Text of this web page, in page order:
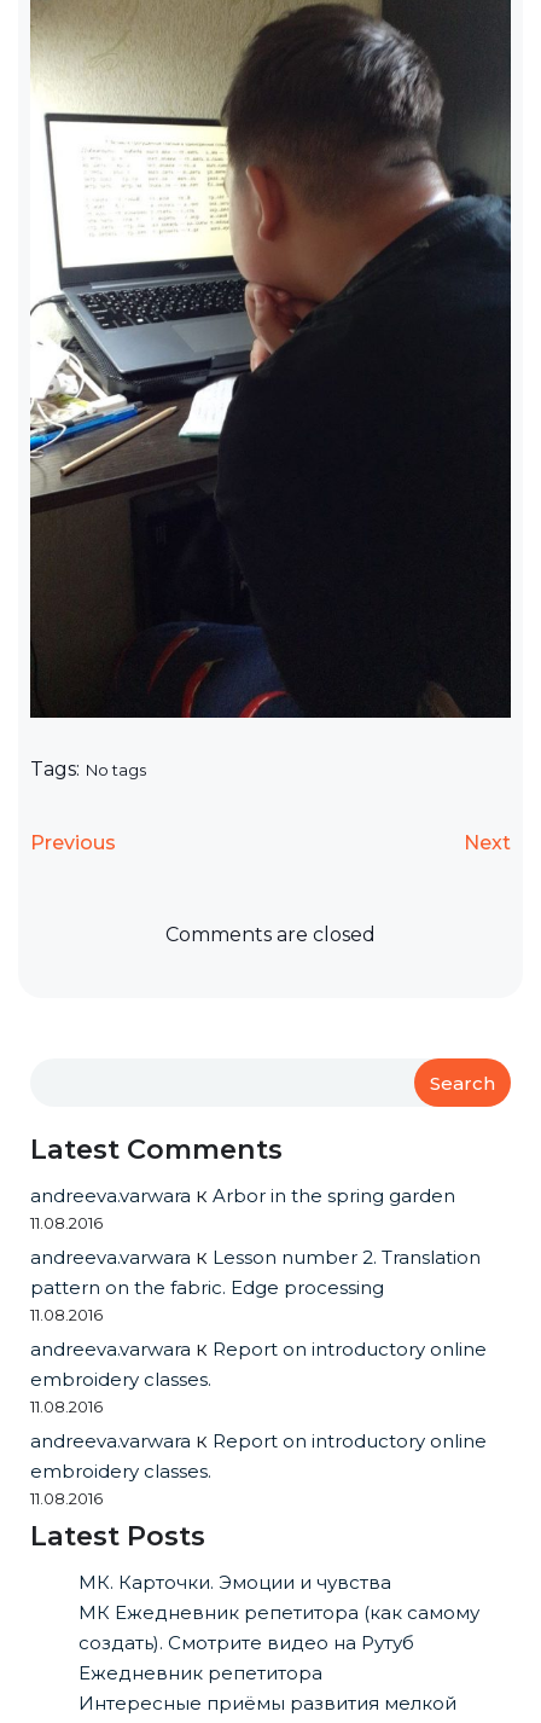
Tags: No tags
Previous Next
Comments are closed
Search
Latest Comments
andreeva.varwara к Arbor in the spring garden
11.08.2016
andreeva.varwara к Lesson number 2. Translation
pattern on the fabric. Edge processing
11.08.2016
andreeva.varwara к Report on introductory online
embroidery classes.
11.08.2016
andreeva.varwara к Report on introductory online
embroidery classes.
11.08.2016
Latest Posts
МК. Карточки. Эмоции и чувства
МК Ежедневник репетитора (как самому
создать). Смотрите видео на Рутуб
Ежедневник репетитора
Интересные приёмы развития мелкой